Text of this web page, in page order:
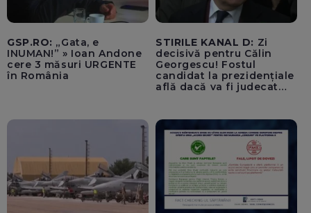
GSP.RO: „Gata, e
INUMAN!” » Ioan Andone
cere 3 măsuri URGENTE
în România
STIRILE KANAL D: Zi
decisivă pentru Călin
Georgescu! Fostul
candidat la prezidențiale
află dacă va fi judecat